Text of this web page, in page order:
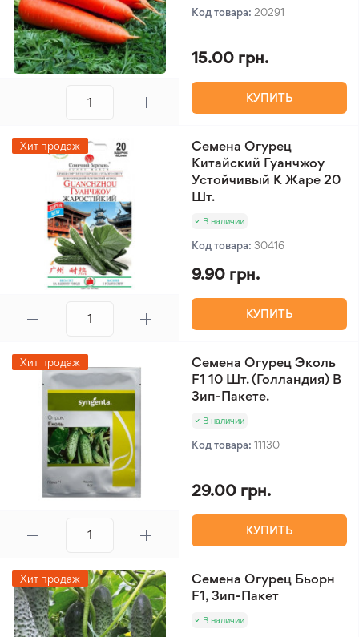
Код товара: 20291
15.00 грн.
КУПИТЬ
Хит продаж
Семена Огурец
Китайский Гуанчжоу
Устойчивый К Жаре 20
Шт.
В наличии
Код товара: 30416
9.90 грн.
КУПИТЬ
Хит продаж
Семена Огурец Эколь
F1 10 Шт. (Голландия) В
Зип-Пакете.
В наличии
Код товара: 11130
29.00 грн.
КУПИТЬ
Хит продаж
Семена Огурец Бьорн
F1, Зип-Пакет
В наличии